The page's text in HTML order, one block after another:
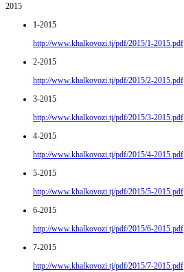
2015
1-2015
http://www.khalkovozi.tj/pdf/2015/1-2015.pdf
2-2015
http://www.khalkovozi.tj/pdf/2015/2-2015.pdf
3-2015
http://www.khalkovozi.tj/pdf/2015/3-2015.pdf
4-2015
http://www.khalkovozi.tj/pdf/2015/4-2015.pdf
5-2015
http://www.khalkovozi.tj/pdf/2015/5-2015.pdf
6-2015
http://www.khalkovozi.tj/pdf/2015/6-2015.pdf
7-2015
http://www.khalkovozi.tj/pdf/2015/7-2015.pdf